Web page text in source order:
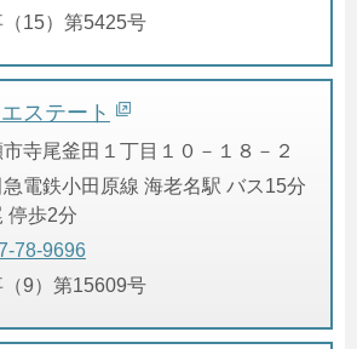
15）第5425号
ステート
寺尾釜田１丁目１０－１８－２
電鉄小田原線 海老名駅 バス15分
停歩2分
78-9696
9）第15609号